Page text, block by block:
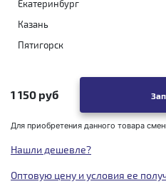
Екатеринбург
Казань
Пятигорск
1 150 руб
Для приобретения данного товара
Нашли дешевле?
Оптовую цену и условия ее